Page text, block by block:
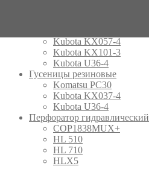
Kubota KX057-4
Kubota KX101-3
Kubota U36-4
Гусеницы резиновые
Komatsu PC30
Kubota KX037-4
Kubota U36-4
Перфоратор гидравлический
COP1838MUX+
HL 510
HL 710
HLX5